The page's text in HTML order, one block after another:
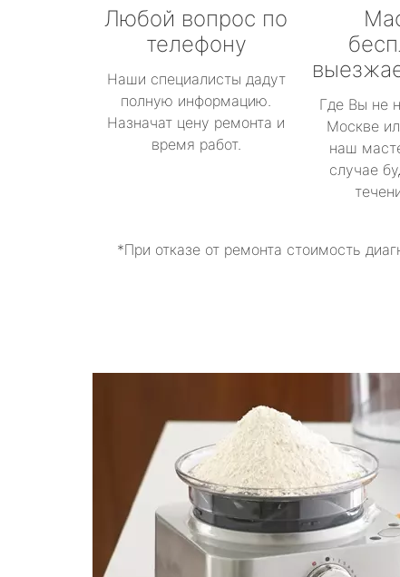
Любой вопрос по
телефону
Наши специалисты дадут
полную информацию.
Назначат цену ремонта и
время работ.
Где Вы не
Москве
наш
случае
*При отказе от ремонта стоимость